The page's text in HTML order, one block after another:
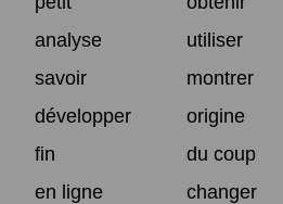
analyse
utiliser
savoir
montrer
développer
origine
fin
du coup
en ligne
changer